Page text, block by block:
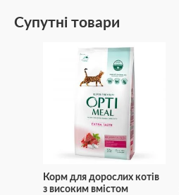
Супутні товари
Корм для дорослих котів
з високим вмістом